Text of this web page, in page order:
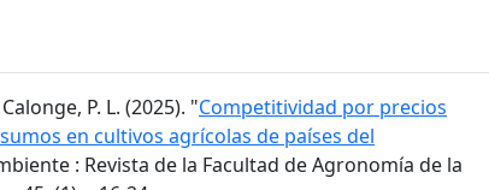
P. L. (2025). "Competitividad por precios
en cultivos agrícolas de países del
: Revista de la Facultad de Agronomía de la